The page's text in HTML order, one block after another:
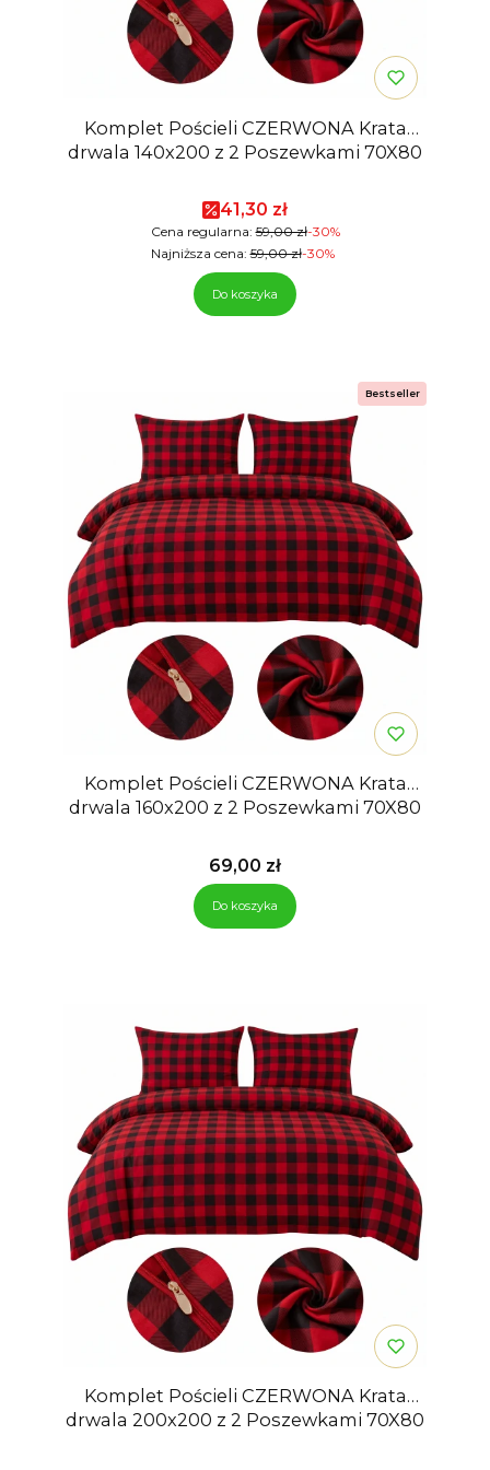
Komplet Pościeli CZERWONA Krata
drwala 140x200 z 2 Poszewkami 70X80
Cena promocyjna
41,30 zł
Cena regularna: 59,00 zł-30%
Najniższa cena: 59,00 zł-30%
Do koszyka
Bestseller
Komplet Pościeli CZERWONA Krata
drwala 160x200 z 2 Poszewkami 70X80
Cena
69,00 zł
Do koszyka
Komplet Pościeli CZERWONA Krata
drwala 200x200 z 2 Poszewkami 70X80